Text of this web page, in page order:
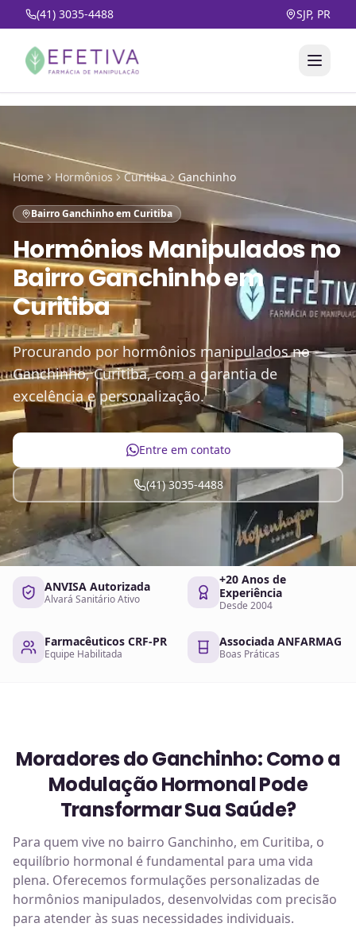
(41) 3035-4488 SJP, PR
Home Hormônios Curitiba Ganchinho
Bairro Ganchinho em Curitiba
Hormônios Manipuladosno
Bairro Ganchinho em
Curitiba
Procurando por hormônios manipulados no
Ganchinho, Curitiba, com a garantia de
excelência e personalização.
Entre em contato
(41) 3035-4488
ANVISA Autorizada
Alvará Sanitário Ativo
+20 Anos de
Experiência
Desde 2004
Farmacêuticos CRF-PR
Equipe Habilitada
Associada ANFARMAG
Boas Práticas
Moradores do Ganchinho: Como a
Modulação Hormonal Pode
Transformar Sua Saúde?
Para quem vive no bairro Ganchinho, em Curitiba, o
equilíbrio hormonal é fundamental para uma vida
plena. Oferecemos formulações personalizadas de
hormônios manipulados, desenvolvidas com precisão
para atender às suas necessidades individuais.